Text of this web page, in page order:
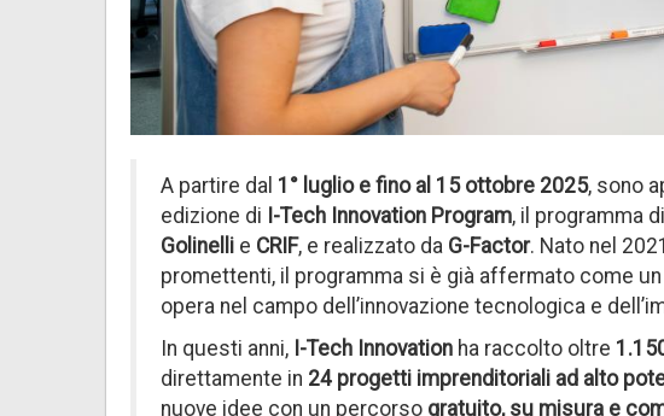
A partire dal 1° luglio e fino al 15 ottobre 2025, sono
edizione di I-Tech Innovation Program, il programma
Golinelli e CRIF, e realizzato da G-Factor. Nato nel
promettenti, il programma si è già affermato come
opera nel campo dell’innovazione tecnologica e
In questi anni, I-Tech Innovation ha raccolto oltre
direttamente in 24 progetti imprenditoriali ad alto
nuove idee con un percorso gratuito, su misura e